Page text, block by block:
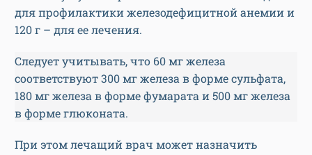
для профилактики железодефицитной анемии и
120 г – для ее лечения.
Следует учитывать, что 60 мг железа
соответствуют 300 мг железа в форме сульфата,
180 мг железа в форме фумарата и 500 мг железа
в форме глюконата.
При этом лечащий врач может назначить